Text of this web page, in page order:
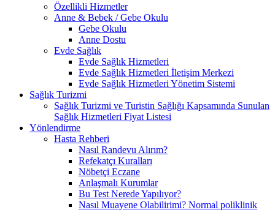
Özellikli Hizmetler
Anne & Bebek / Gebe Okulu
Gebe Okulu
Anne Dostu
Evde Sağlık
Evde Sağlık Hizmetleri
Evde Sağlık Hizmetleri İletişim Merkezi
Evde Sağlık Hizmetleri Yönetim Sistemi
Sağlık Turizmi
Sağlık Turizmi ve Turistin Sağlığı Kapsamında Sunulan
Sağlık Hizmetleri Fiyat Listesi
Yönlendirme
Hasta Rehberi
Nasıl Randevu Alırım?
Refekatçı Kuralları
Nöbetçi Eczane
Anlaşmalı Kurumlar
Bu Test Nerede Yapılıyor?
Nasıl Muayene Olabilirimi? Normal poliklinik